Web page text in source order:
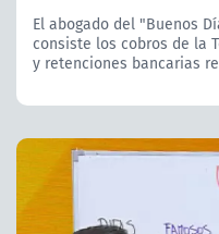
El abogado del "Buenos
consiste los cobros de la
y retenciones bancarias